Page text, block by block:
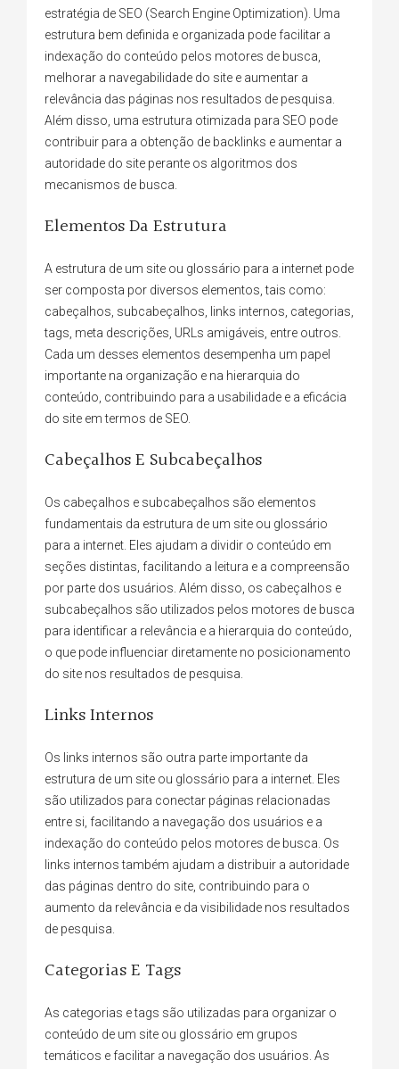
estratégia de SEO (Search Engine Optimization). Uma
estrutura bem definida e organizada pode facilitar a
indexação do conteúdo pelos motores de busca,
melhorar a navegabilidade do site e aumentar a
relevância das páginas nos resultados de pesquisa.
Além disso, uma estrutura otimizada para SEO pode
contribuir para a obtenção de backlinks e aumentar a
autoridade do site perante os algoritmos dos
mecanismos de busca.
Elementos Da Estrutura
A estrutura de um site ou glossário para a internet pode
ser composta por diversos elementos, tais como:
cabeçalhos, subcabeçalhos, links internos, categorias,
tags, meta descrições, URLs amigáveis, entre outros.
Cada um desses elementos desempenha um papel
importante na organização e na hierarquia do
conteúdo, contribuindo para a usabilidade e a eficácia
do site em termos de SEO.
Cabeçalhos E Subcabeçalhos
Os cabeçalhos e subcabeçalhos são elementos
fundamentais da estrutura de um site ou glossário
para a internet. Eles ajudam a dividir o conteúdo em
seções distintas, facilitando a leitura e a compreensão
por parte dos usuários. Além disso, os cabeçalhos e
subcabeçalhos são utilizados pelos motores de busca
para identificar a relevância e a hierarquia do conteúdo,
o que pode influenciar diretamente no posicionamento
do site nos resultados de pesquisa.
Links Internos
Os links internos são outra parte importante da
estrutura de um site ou glossário para a internet. Eles
são utilizados para conectar páginas relacionadas
entre si, facilitando a navegação dos usuários e a
indexação do conteúdo pelos motores de busca. Os
links internos também ajudam a distribuir a autoridade
das páginas dentro do site, contribuindo para o
aumento da relevância e da visibilidade nos resultados
de pesquisa.
Categorias E Tags
As categorias e tags são utilizadas para organizar o
conteúdo de um site ou glossário em grupos
temáticos e facilitar a navegação dos usuários. As